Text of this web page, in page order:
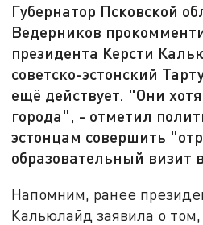
Губернатор Псковской
Ведерников
президента Керсти
советско-эстонский
ещё действует. "Они
города", - отметил
эстонцам совершить
образовательный визит
Напомним, ранее
Кальюлайд заявила о